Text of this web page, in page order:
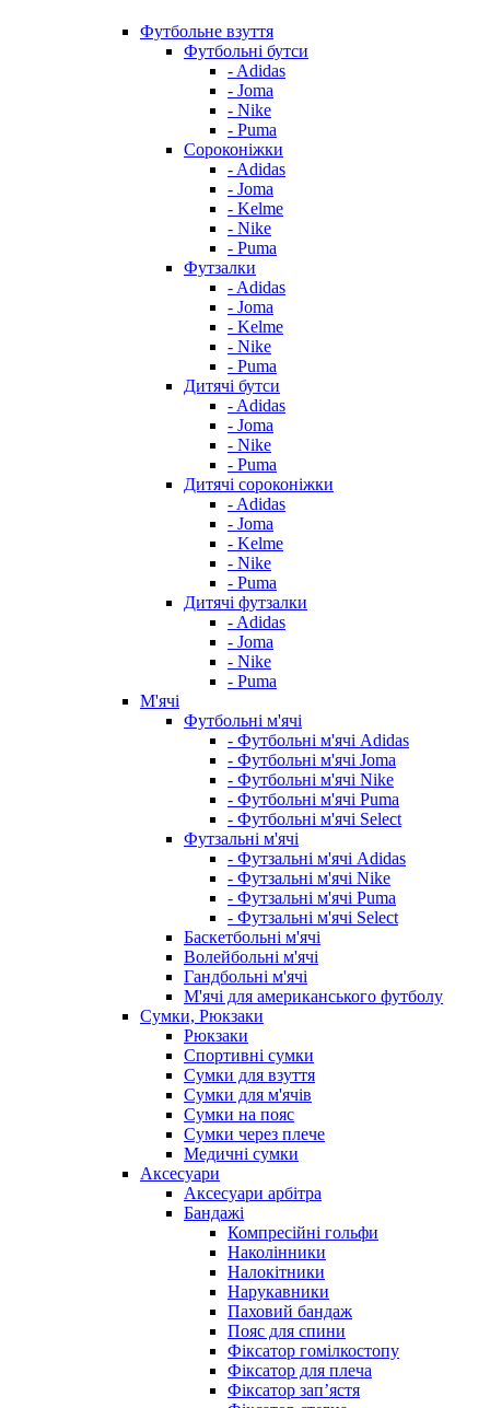
Футбольне взуття
Футбольні бутси
- Adidas
- Joma
- Nike
- Puma
Сороконіжки
- Adidas
- Joma
- Kelme
- Nike
- Puma
Футзалки
- Adidas
- Joma
- Kelme
- Nike
- Puma
Дитячі бутси
- Adidas
- Joma
- Nike
- Puma
Дитячі сороконіжки
- Adidas
- Joma
- Kelme
- Nike
- Puma
Дитячі футзалки
- Adidas
- Joma
- Nike
- Puma
М'ячі
Футбольні м'ячі
- Футбольні м'ячі Adidas
- Футбольні м'ячі Joma
- Футбольні м'ячі Nike
- Футбольні м'ячі Puma
- Футбольні м'ячі Select
Футзальні м'ячі
- Футзальні м'ячі Adidas
- Футзальні м'ячі Nike
- Футзальні м'ячі Puma
- Футзальні м'ячі Select
Баскетбольні м'ячі
Волейбольні м'ячі
Гандбольні м'ячі
М'ячі для американського футболу
Сумки, Рюкзаки
Рюкзаки
Спортивні сумки
Сумки для взуття
Сумки для м'ячів
Сумки на пояс
Сумки через плече
Медичні сумки
Аксесуари
Аксесуари арбітра
Бандажі
Компресійні гольфи
Наколінники
Налокітники
Нарукавники
Паховий бандаж
Пояс для спини
Фіксатор гомілкостопу
Фіксатор для плеча
Фіксатор запʼястя